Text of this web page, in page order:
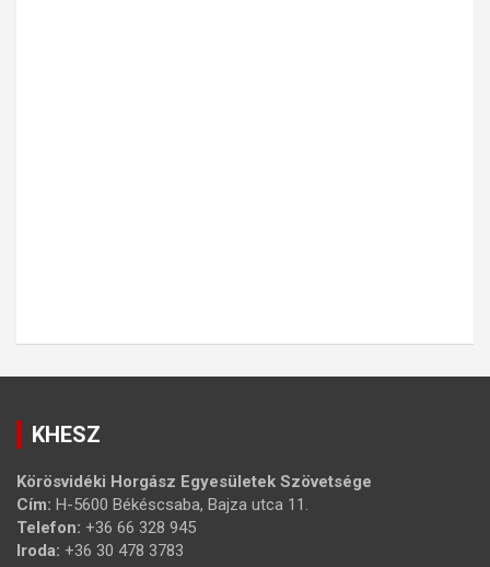
KHESZ
Körösvidéki Horgász Egyesületek Szövetsége
Cím: H-5600 Békéscsaba, Bajza utca 11.
Telefon: +36 66 328 945
Iroda: +36 30 478 3783